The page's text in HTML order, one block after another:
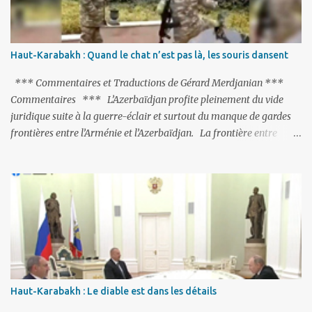
à l’UE si la peine de mort est rétablie ; Et des menaces non voilées
envers les Etats-Unis : «Si Gülen n'est pas extradé, les États-Unis
sacrifieront les relations bilatérales à cause de ce terroriste» , a
prévenu le ministre turc de la Justice, Bekir Bozdag.
Haut-Karabakh : Quand le chat n’est pas là, les souris dansent
*** Commentaires et Traductions de Gérard Merdjanian ***
Commentaires *** L’Azerbaïdjan profite pleinement du vide
juridique suite à la guerre-éclair et surtout du manque de gardes
frontières entre l’Arménie et l’Azerbaïdjan. La frontière entre
Gumri. On ne sait jamais si l’envie prenait au zigoto d’en face
d’envoyer ses chars sur Erevan (1). Si les 221km de frontière avec
le Nakhitchevan, bien que non-gardé par les Russes, ne posent pas
de problèmes majeurs, il n’en est pas de même des 566km avec
l’Azerbaïdjan. Bakou, profitant de la faiblesse de l’Arménie et
surtout du fait que ce sont exclusivement des gardes-frontière
arméniens qui surveillent la frontière, ne se gêne pas pour avancer
Haut-Karabakh : Le diable est dans les détails